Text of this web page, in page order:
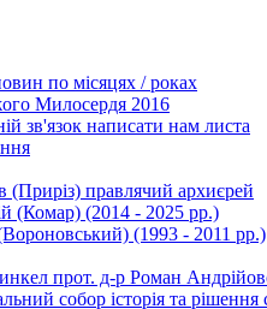
по місяцях / роках
Милосердя 2016
зв'язок написати нам листа
(Приріз) правлячий архиєрей
(Комар) (2014 - 2025 рр.)
(1993 - 2011 рр.)
прот. д-р Роман
собор історія та рішення